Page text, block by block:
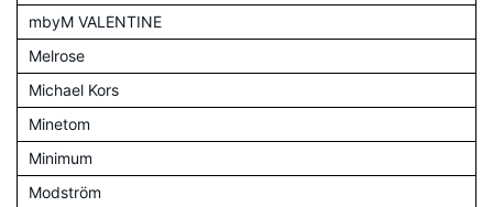
mbyM VALENTINE
Melrose
Michael Kors
Minetom
Minimum
Modström